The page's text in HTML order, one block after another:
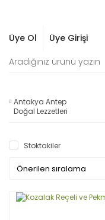
Üye Ol Üye Girişi
Antakya Antep
Doğal Lezzetleri
Stoktakiler